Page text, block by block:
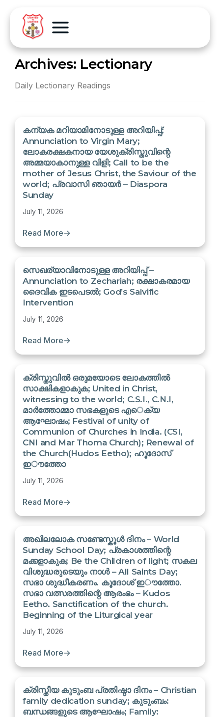
Archives: Lectionary
Daily Lectionary Readings
കന്യക മറിയാമിനോടുള്ള അറിയിപ്പ്;
Annunciation to Virgin Mary;
ലോകരക്ഷകനായ യേശുക്രിസ്തുവിന്റെ
അമ്മയാകാനുള്ള വിളി; Call to be the
mother of Jesus Christ, the Saviour of the
world; പ്രവാസി ഞായർ – Diaspora
Sunday
July 11, 2026
Read More→
സെഖര്യാവിനോടുള്ള അറിയിപ്പ് –
Annunciation to Zechariah; രക്ഷാകരമായ
ദൈവിക ഇടപെടൽ; God’s Salvific
Intervention
July 11, 2026
Read More→
ക്രിസ്തുവിൽ ഒരുമയോടെ ലോകത്തിൽ
സാക്ഷികളാകുക; United in Christ,
witnessing to the world; C.S.I., C.N.I,
മാർത്തോമ്മാ സഭകളുടെ എെക്യ
ആഘോഷം; Festival of unity of
Communion of Churches in India. (CSI,
CNI and Mar Thoma Church); Renewal of
the Church(Hudos Eetho); ഹൂദോസ്
ഇൗത്തോ
July 11, 2026
Read More→
അഖിലലോക സണ്ടേസ്കൂൾ ദിനം – World
Sunday School Day; പ്രകാശത്തിന്റെ
മക്കളാകുക; Be the Children of light; സകല
വിശുദ്ധരുടെയും നാൾ – All Saints Day;
സഭാ ശുദ്ധീകരണം. കൂദോശ് ഇൗത്തോ.
സഭാ വത്സരത്തിന്റെ ആരംഭം – Kudos
Eetho. Sanctification of the church.
Beginning of the Liturgical year
July 11, 2026
Read More→
ക്രിസ്തീയ കുടുംബ പ്രതിഷ്ഠാ ദിനം – Christian
family dedication sunday; കുടുംബം:
ബന്ധങ്ങളുടെ ആഘോഷം; Family: